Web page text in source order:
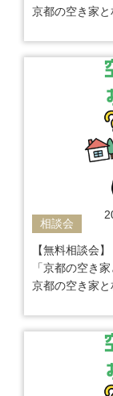
京都の空き家
相談会
【無料相談会】
「京都の空き
京都の空き家